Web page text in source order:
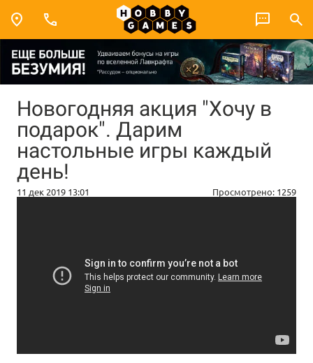
Новогодняя акция "Хочу в
подарок". Дарим
настольные игры каждый
день!
11 дек 2019 13:01 Просмотрено: 1259